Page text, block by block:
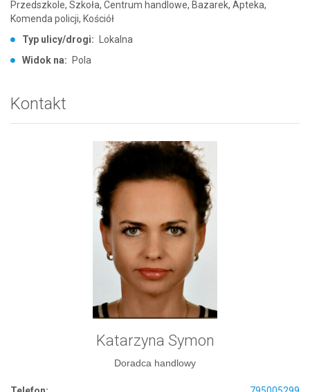
Przedszkole, Szkoła, Centrum handlowe, Bazarek, Apteka,
Komenda policji, Kościół
Typ ulicy/drogi: Lokalna
Widok na: Pola
Kontakt
Katarzyna Symon
Doradca handlowy